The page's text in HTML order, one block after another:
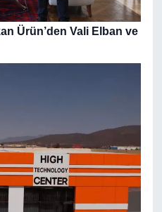
Ürün’den Vali Elban ve